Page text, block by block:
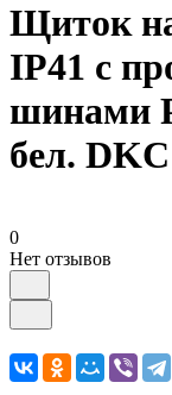
Щиток
IP41 с
шинами
бел.
0
Нет отзывов